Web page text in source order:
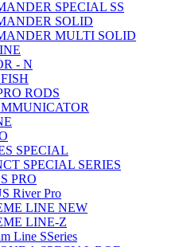
SPECIAL SS
SOLID
MULTI SOLID
- N
RODS
SPECIAL
SPECIAL SERIES
PRO
River Pro
LINE NEW
LINE-Z
Line SSeries